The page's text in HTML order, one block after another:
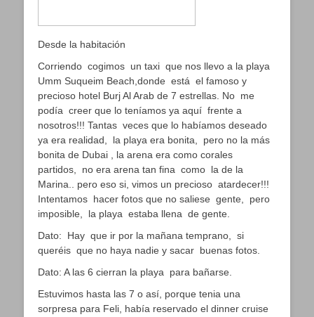
Desde la habitación
Corriendo cogimos un taxi que nos llevo a la playa
Umm Suqueim Beach,donde está el famoso y
precioso hotel Burj Al Arab de 7 estrellas. No me
podía creer que lo teníamos ya aquí frente a
nosotros!!! Tantas veces que lo habíamos deseado
ya era realidad, la playa era bonita, pero no la más
bonita de Dubai , la arena era como corales
partidos, no era arena tan fina como la de la
Marina.. pero eso si, vimos un precioso atardecer!!!
Intentamos hacer fotos que no saliese gente, pero
imposible, la playa estaba llena de gente.
Dato: Hay que ir por la mañana temprano, si
queréis que no haya nadie y sacar buenas fotos.
Dato: A las 6 cierran la playa para bañarse.
Estuvimos hasta las 7 o así, porque tenia una
sorpresa para Feli, había reservado el dinner cruise